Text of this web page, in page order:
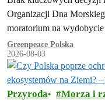
oceanów wzrosła do
Organizacji Dna
moratorium na
Greenpeace Polska
2026-08-03
Przyroda Morza i